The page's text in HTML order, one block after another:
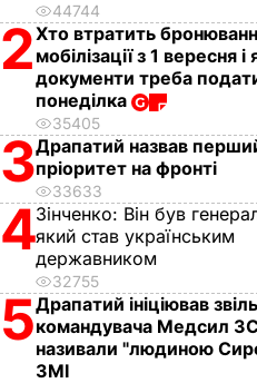
44744
2Хто втратить
мобілізації з 1 вересня і
документи треба
понеділка
35405
3Драпатий назвав
пріоритет на фронті
33633
4Зінченко: Він був
який став українським
державником
32755
5Драпатий ініціював
командувача Медсил
називали "людиною
ЗМІ